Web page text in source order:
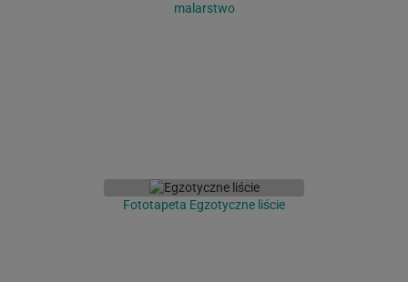
malarstwo
Fototapeta Egzotyczne liście